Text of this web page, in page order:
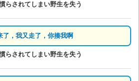
らされてしまい野生を失う
了，我又走了，你揍我啊
らされてしまい野生を失う